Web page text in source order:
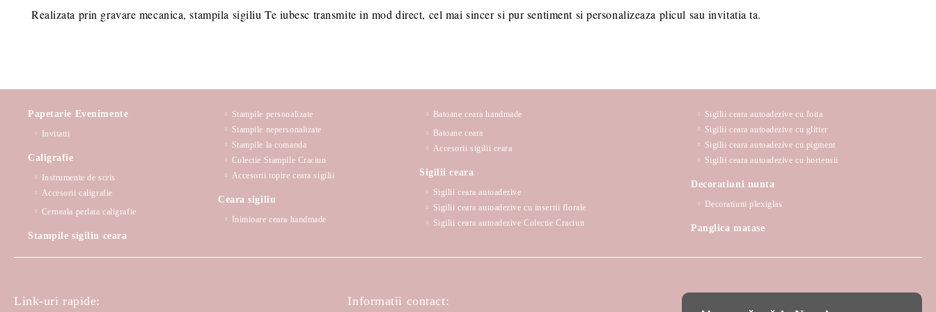
Realizata prin gravare mecanica, stampila sigiliu Te iubesc transmite in mod direct, cel mai sincer si pur sentiment si personalizeaza plicul sau invitatia ta.
Papetarie Evenimente
Invitatii
Caligrafie
Instrumente de scris
Accesorii caligrafie
Cerneala perlata caligrafie
Stampile sigiliu ceara
Stampile personalizate
Stampile nepersonalizate
Stampile la comanda
Colectie Stampile Craciun
Accesorii topire ceara sigilii
Ceara sigiliu
Inimioare ceara handmade
Batoane ceara handmade
Batoane ceara
Accesorii sigilii ceara
Sigilii ceara
Sigilii ceara autoadezive
Sigilii ceara autoadezive cu insertii florale
Sigilii ceara autoadezive Colectie Craciun
Sigilii ceara autoadezive cu foita
Sigilii ceara autoadezive cu glitter
Sigilii ceara autoadezive cu pigment
Sigilii ceara autoadezive cu hortensii
Decoratiuni nunta
Decoratiuni plexiglas
Panglica matase
Link-uri rapide:
Informatii contact: